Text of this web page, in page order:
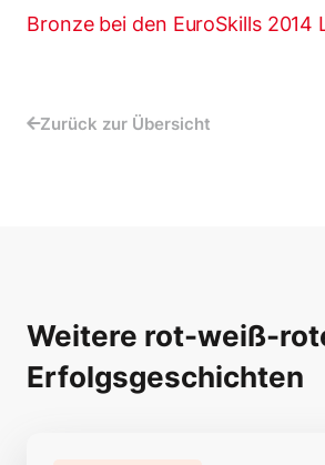
Bronze bei den EuroSkills 2014
Zurück zur Übersicht
Weitere rot-weiß-
Erfolgsgeschichten